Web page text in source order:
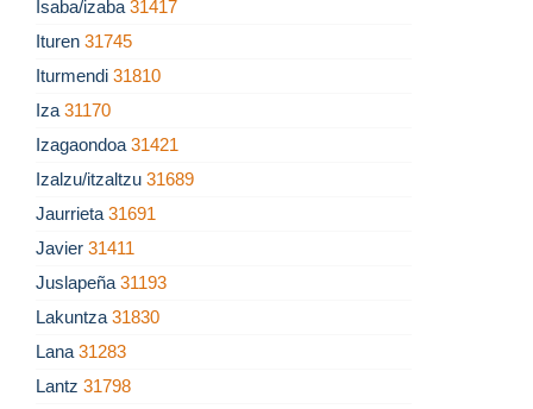
Isaba/izaba 31417
Ituren 31745
Iturmendi 31810
Iza 31170
Izagaondoa 31421
Izalzu/itzaltzu 31689
Jaurrieta 31691
Javier 31411
Juslapeña 31193
Lakuntza 31830
Lana 31283
Lantz 31798